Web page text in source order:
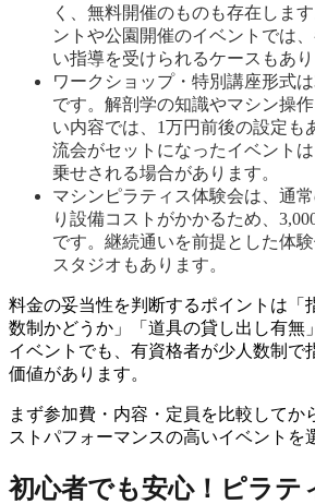
く、無料開催のものも存在しま
ントや公園開催のイベントでは
い指導を受けられるケースもあり
ワークショップ・特別講座形式
です。解剖学の知識やマシン操
い内容では、1万円前後の設定も
流会がセットになったイベント
乗せされる場合があります。
マシンピラティス体験会は、通
り設備コストがかかるため、
です。継続通いを前提とした体
スタジオもあります。
料金の妥当性を判断するポイントは「
数制かどうか」「道具の貸し出し有無
イベントでも、有資格者が少人数制で
価値があります。
まず参加費・内容・定員を比較してか
ストパフォーマンスの高いイベントを
初心者でも安心！ピラテ